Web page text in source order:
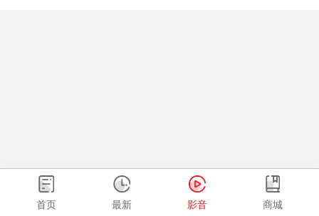
首页 最新 影音 商城